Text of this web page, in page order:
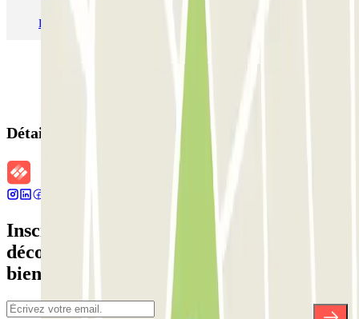
Parking Aéroport Barcelone Parking Aéroport Beauvais
Détails de la réservation
Inscrivez-vous à notre newsletter et
découvrez des réductions, des concours et
bien d'autres surprises.